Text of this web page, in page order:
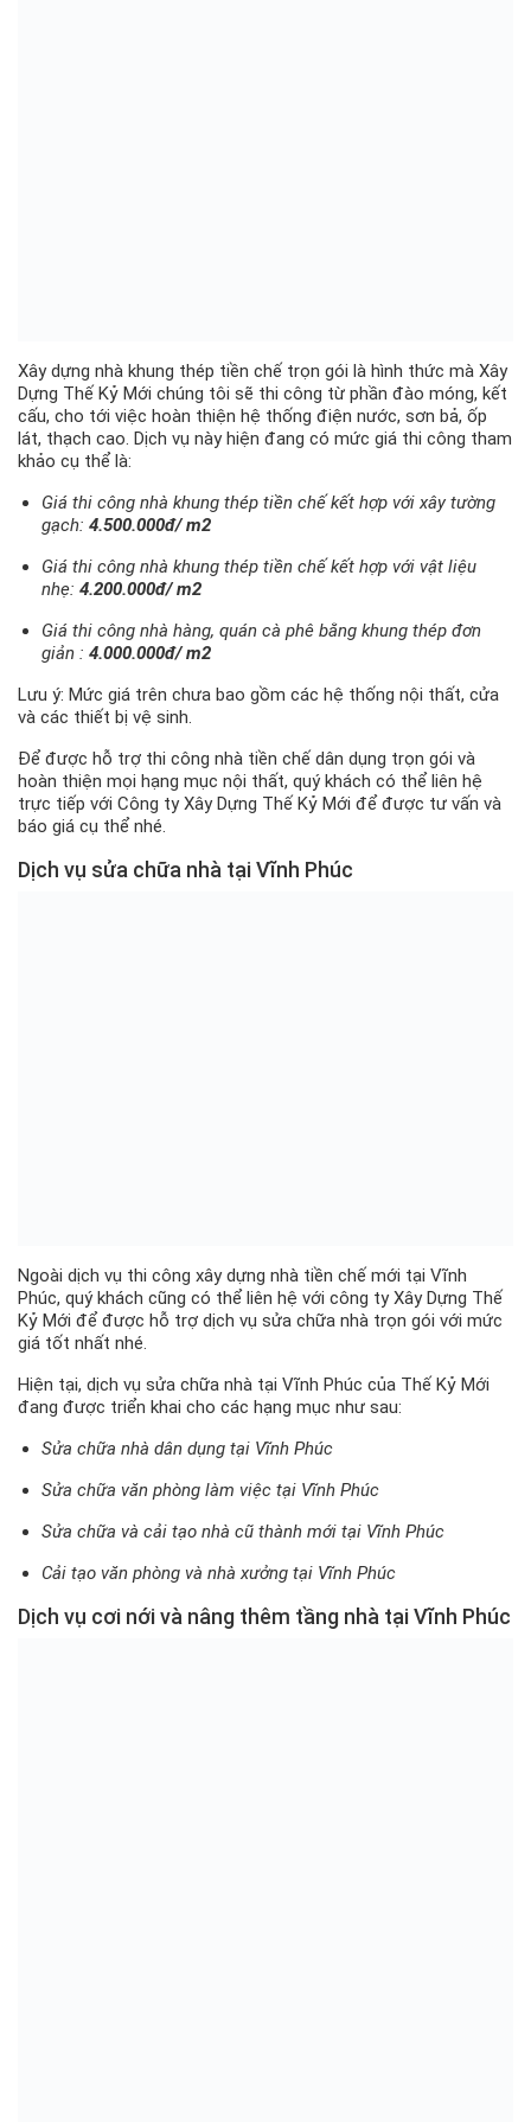
Xây dựng nhà khung thép tiền chế trọn gói là hình thức mà Xây
Dựng Thế Kỷ Mới chúng tôi sẽ thi công từ phần đào móng, kết
cấu, cho tới việc hoàn thiện hệ thống điện nước, sơn bả, ốp
lát, thạch cao. Dịch vụ này hiện đang có mức giá thi công tham
khảo cụ thể là:
Giá thi công nhà khung thép tiền chế kết hợp với xây tường
gạch: 4.500.000đ/ m2
Giá thi công nhà khung thép tiền chế kết hợp với vật liệu
nhẹ: 4.200.000đ/ m2
Giá thi công nhà hàng, quán cà phê bằng khung thép đơn
giản : 4.000.000đ/ m2
Lưu ý: Mức giá trên chưa bao gồm các hệ thống nội thất, cửa
và các thiết bị vệ sinh.
Để được hỗ trợ thi công nhà tiền chế dân dụng trọn gói và
hoàn thiện mọi hạng mục nội thất, quý khách có thể liên hệ
trực tiếp với Công ty Xây Dựng Thế Kỷ Mới để được tư vấn và
báo giá cụ thể nhé.
Dịch vụ sửa chữa nhà tại Vĩnh Phúc
Ngoài dịch vụ thi công xây dựng nhà tiền chế mới tại Vĩnh
Phúc, quý khách cũng có thể liên hệ với công ty Xây Dựng Thế
Kỷ Mới để được hỗ trợ dịch vụ sửa chữa nhà trọn gói với mức
giá tốt nhất nhé.
Hiện tại, dịch vụ sửa chữa nhà tại Vĩnh Phúc của Thế Kỷ Mới
đang được triển khai cho các hạng mục như sau:
Sửa chữa nhà dân dụng tại Vĩnh Phúc
Sửa chữa văn phòng làm việc tại Vĩnh Phúc
Sửa chữa và cải tạo nhà cũ thành mới tại Vĩnh Phúc
Cải tạo văn phòng và nhà xưởng tại Vĩnh Phúc
Dịch vụ cơi nới và nâng thêm tầng nhà tại Vĩnh Phúc